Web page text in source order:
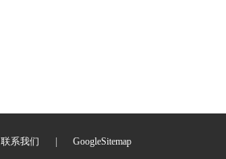
联系我们 GoogleSitemap